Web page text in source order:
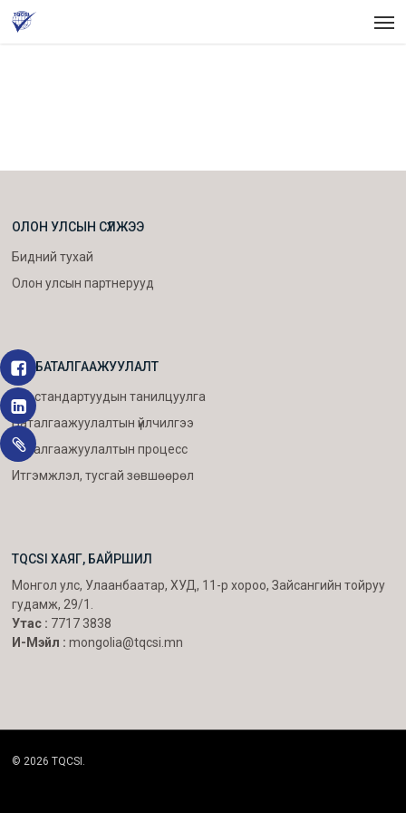
Skip
ОЛОН УЛСЫН СҮЛЖЭЭ
Бидний тухай
Олон улсын партнерууд
ISO БАТАЛГААЖУУЛАЛТ
ISO стандартуудын танилцуулга
Баталгаажуулалтын үйлчилгээ
Баталгаажуулалтын процесс
Итгэмжлэл, тусгай зөвшөөрөл
TQCSI ХАЯГ, БАЙРШИЛ
Монгол улс, Улаанбаатар, ХУД, 11-р хороо, Зайсангийн тойруу
гудамж, 29/1.
Утас : 7717 3838
И-Мэйл : mongolia@tqcsi.mn
© 2026 TQCSI.